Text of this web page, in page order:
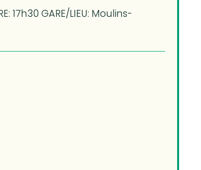
17h30 GARE/LIEU: Moulins-